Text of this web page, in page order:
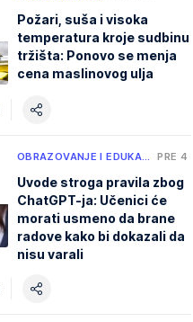
Požari, suša i visoka
temperatura kroje sudbinu
tržišta: Ponovo se menja
cena maslinovog ulja
OBRAZOVANJE I EDUKA… PRE 4 H
Uvode stroga pravila zbog
ChatGPT-ja: Učenici će
morati usmeno da brane
radove kako bi dokazali da
nisu varali